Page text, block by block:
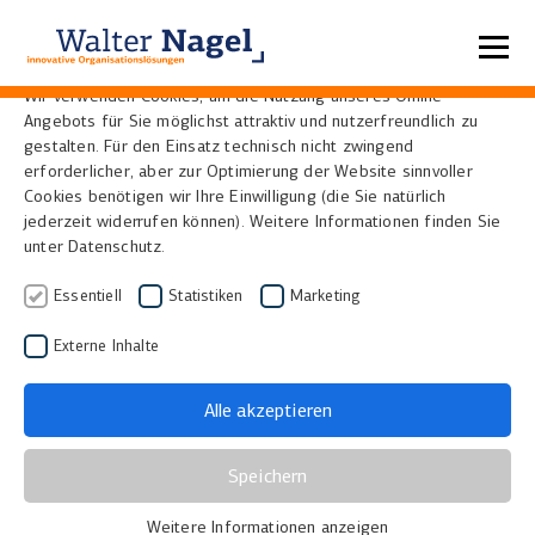
Home News
Monacensia Digital:
Literarische Schätze neu
erlebbar
10.06.2025
Seit 2013 ermöglicht Monacensia Digital den
digitalen Zugang zu wertvollen literarischen
Beständen. Im Rahmen des Digitalisierungsprojekts
Datenschutzeinstellungen
Wir verwenden Cookies, um die Nutzung unseres Online-
Angebots für Sie möglichst attraktiv und nutzerfreundlich zu
gestalten. Für den Einsatz technisch nicht zwingend
erforderlicher, aber zur Optimierung der Website sinnvoller
Cookies benötigen wir Ihre Einwilligung (die Sie natürlich
jederzeit widerrufen können). Weitere Informationen finden Sie
unter Datenschutz.
Essentiell Statistiken Marketing
Externe Inhalte
Alle akzeptieren
Speichern
Weitere Informationen anzeigen